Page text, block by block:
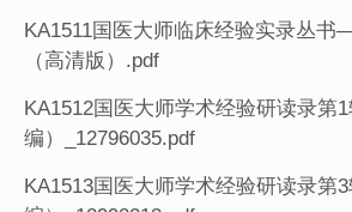
KA1511国医大师临床经验实录丛书
（高清版）.pdf
KA1512国医大师学术经验研读录第
编）_12796035.pdf
KA1513国医大师学术经验研读录第